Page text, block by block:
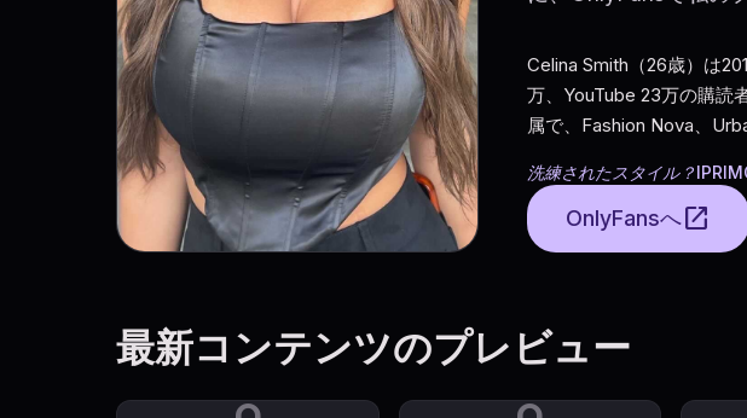
Celina Smith（26歳）は
万、YouTube 23万の購読
属で、Fashion Nova、
洗練されたスタイル？
OnlyFansへopen_in_new
最新コンテンツのプレビュー